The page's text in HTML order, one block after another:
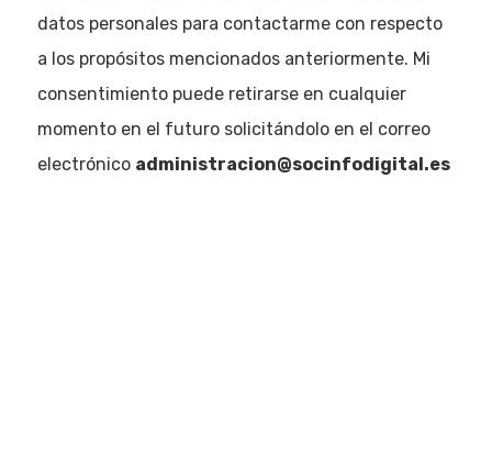
datos personales para contactarme con respecto
a los propósitos mencionados anteriormente. Mi
consentimiento puede retirarse en cualquier
momento en el futuro solicitándolo en el correo
electrónico administracion@socinfodigital.es